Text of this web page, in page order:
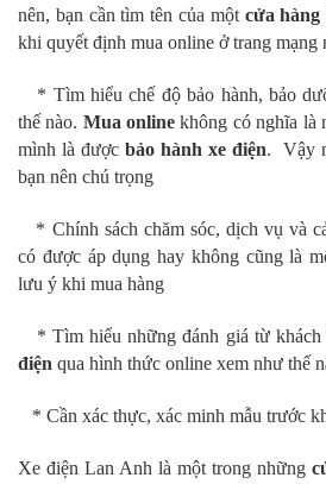
nên, bạn cần tìm tên của một cửa hàng
khi quyết định mua online ở trang mạng
* Tìm hiểu chế độ bảo hành, bảo
thế nào. Mua online không có nghĩa là
mình là được bảo hành xe điện. Vậy
bạn nên chú trọng
* Chính sách chăm sóc, dịch vụ và
có được áp dụng hay không cũng là
lưu ý khi mua hàng
* Tìm hiểu những đánh giá từ khách
điện qua hình thức online xem như thế
* Cần xác thực, xác minh mẫu trước
Xe điện Lan Anh là một trong những